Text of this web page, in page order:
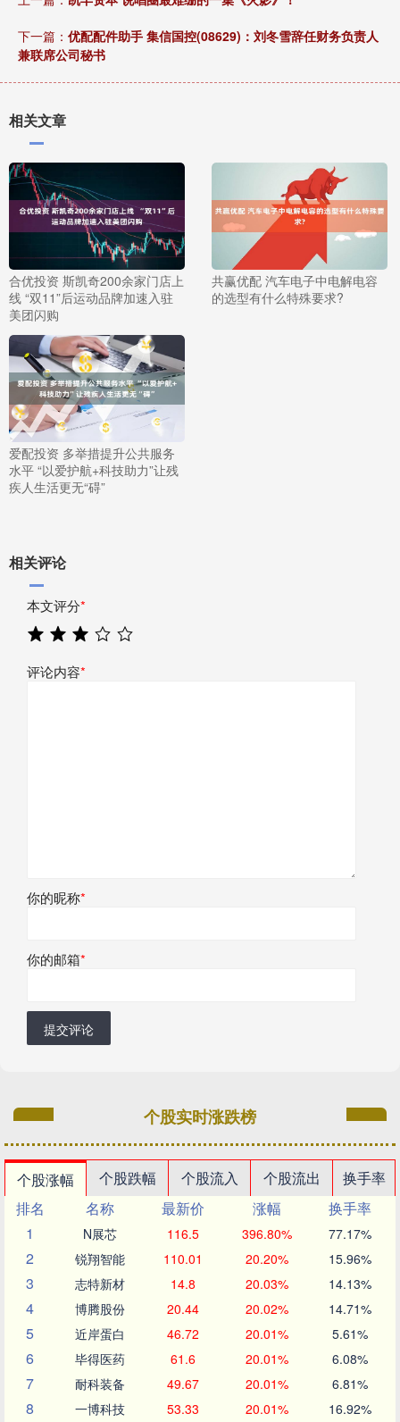
下一篇： 优配配件助手 集信国控(08629)：刘冬雪辞任财务负责人
兼联席公司秘书
相关文章
合优投资 斯凯奇200余家门店上
线 “双11”后运动品牌加速入驻
美团闪购
共赢优配 汽车电子中电解电容
的选型有什么特殊要求?
爱配投资 多举措提升公共服务
水平 “以爱护航+科技助力”让残
疾人生活更无“碍”
相关评论
本文评分*
评论内容*
你的昵称*
你的邮箱*
提交评论
个股实时涨跌榜
个股涨幅 个股跌幅 个股流入 个股流出
换手率
排名
名称 最新价 涨幅
换手率
1
N展芯 116.5 396.80% 77.17%
2 锐翔智能 110.01 20.20% 15.96%
3 志特新材 14.8 20.03% 14.13%
4 博腾股份 20.44 20.02% 14.71%
5 近岸蛋白 46.72 20.01% 5.61%
6 毕得医药 61.6 20.01% 6.08%
7 耐科装备 49.67 20.01% 6.81%
8 一博科技 53.33 20.01% 16.92%